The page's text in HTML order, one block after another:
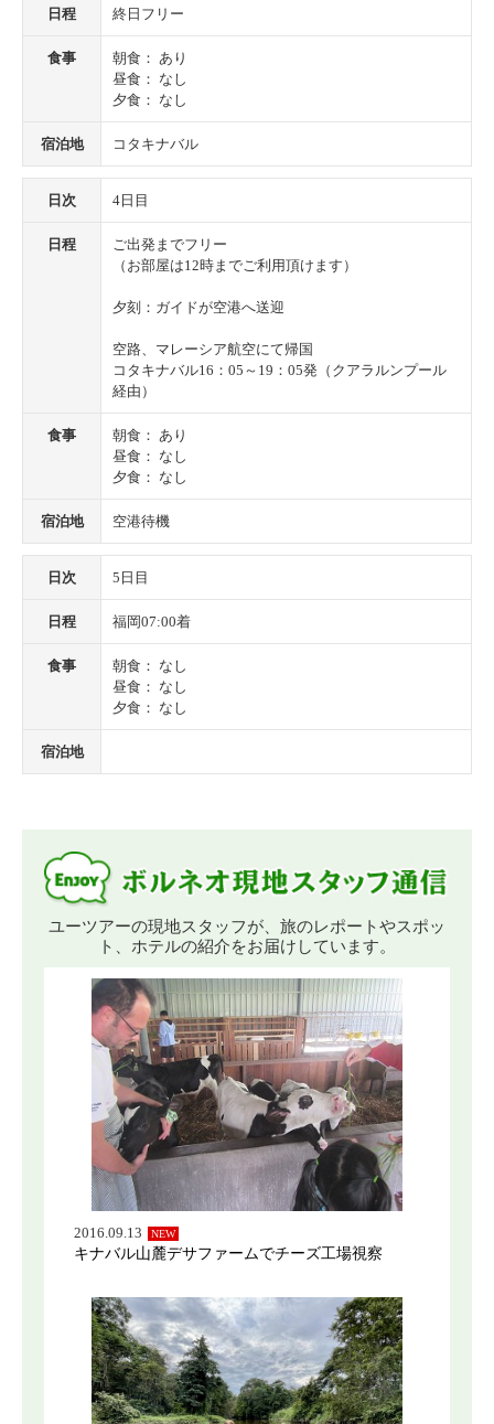
日程 終日フリー
食事
朝食： あり
昼食： なし
夕食： なし
宿泊地 コタキナバル
日次 4日目
日程
ご出発までフリー
（お部屋は12時までご利用頂けます）
夕刻：ガイドが空港へ送迎
空路、マレーシア航空にて帰国
コタキナバル16：05～19：05発（クアラルンプール
経由）
食事
朝食： あり
昼食： なし
夕食： なし
宿泊地 空港待機
日次 5日目
日程 福岡07:00着
食事
朝食： なし
昼食： なし
夕食： なし
宿泊地
ユーツアーの現地スタッフが、旅のレポートやスポッ
ト、ホテルの紹介をお届けしています。
2016.09.13 NEW
キナバル山麓デサファームでチーズ工場視察